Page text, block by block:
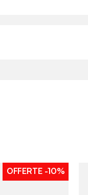
OFFERTE -10%